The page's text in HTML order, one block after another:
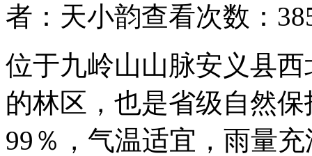
者：天小韵查看次数：
位于九岭山山脉安义县
的林区，也是省级自然
99％，气温适宜，雨量